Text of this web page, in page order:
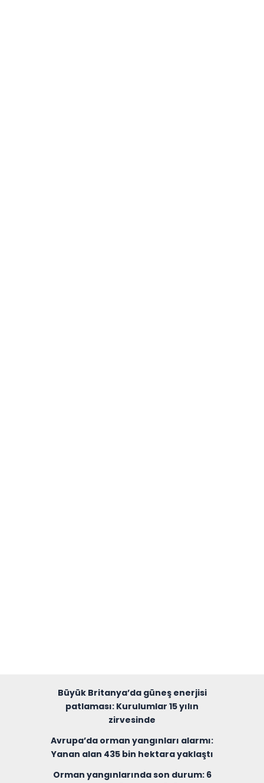
Büyük Britanya’da güneş enerjisi
patlaması: Kurulumlar 15 yılın
zirvesinde
Avrupa’da orman yangınları alarmı:
Yanan alan 435 bin hektara yaklaştı
Orman yangınlarında son durum: 6